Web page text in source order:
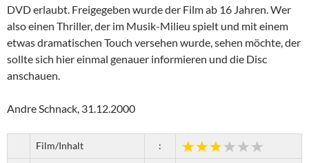
DVD erlaubt. Freigegeben wurde der Film ab 16 Jahren. Wer
also einen Thriller, der im Musik-Milieu spielt und mit einem
etwas dramatischen Touch versehen wurde, sehen möchte, der
sollte sich hier einmal genauer informieren und die Disc
anschauen.
Andre Schnack, 31.12.2000
Film/Inhalt :